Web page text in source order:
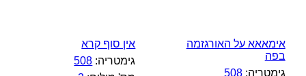
אימאאא על האורגזמה
בפה
גימטריה:508
אין סוף קרא
גימטריה: 508